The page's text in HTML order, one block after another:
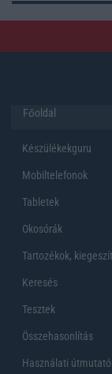
Főoldal
Készülékekguru
Mobiltelefonok
Tabletek
Okosórák
Tartozékok,
Keresés
Tesztek
Összehasonlítás
Használati